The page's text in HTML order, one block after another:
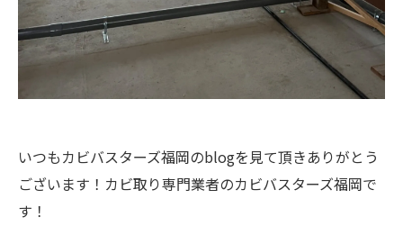
いつもカビバスターズ福岡のblogを見て頂きありがとう
ございます！カビ取り専門業者のカビバスターズ福岡で
す！